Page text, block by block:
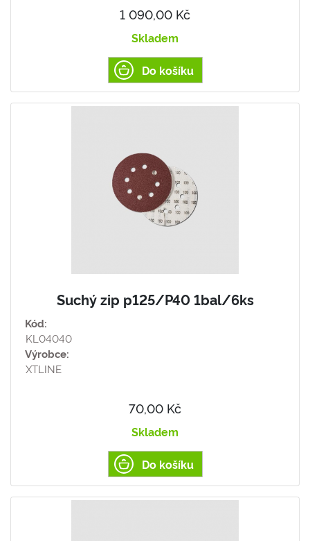
1 090,00 Kč
Skladem
Do košíku
Suchý zip p125/P40 1bal/6ks
Kód:
KL04040
Výrobce:
XTLINE
70,00 Kč
Skladem
Do košíku